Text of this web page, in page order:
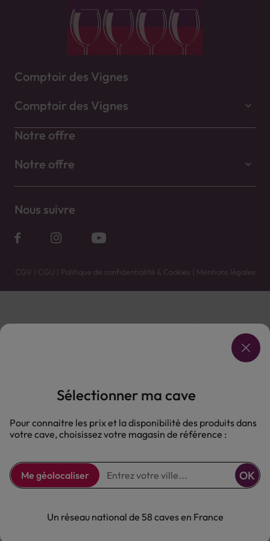
Comptoir des Vignes
Comptoir des Vignes
Notre offre
Notre offre
Nous suivre
CGV | CGU | Politique de confidentialité & Cookies | Mentions légales
Vente uniquement en caves. Contactez votre caviste pour plus de renseignements.
L'ABUS D'ALCOOL EST DANGEREUX POUR LA SANTÉ, À CONSOMMER AVEC MODÉRATION.
Sélectionner ma cave
Pour connaitre les prix et la disponibilité des produits dans
votre cave, choisissez votre magasin de référence :
Me géolocaliser OK
Un réseau national de 58 caves en France